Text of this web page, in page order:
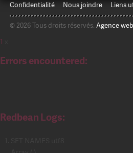
Confidentialité Nous joindre Liens
© 2026 Tous droits réservés. Agence web
1
Errors encountered:
Redbean Logs: